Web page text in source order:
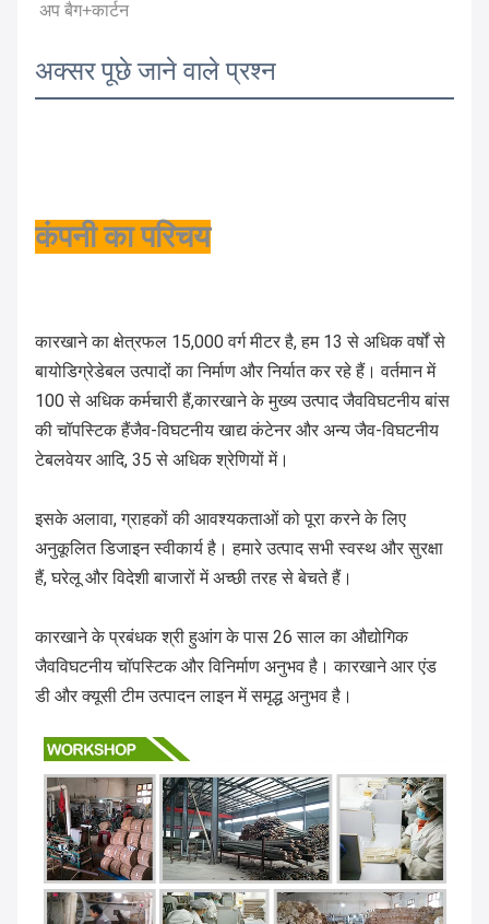
अप बैग+कार्टन
अक्सर पूछे जाने वाले प्रश्न
कंपनी का परिचय
कारखाने का क्षेत्रफल 15,000 वर्ग मीटर है, हम 13 से अधिक वर्षों से
बायोडिग्रेडेबल उत्पादों का निर्माण और निर्यात कर रहे हैं। वर्तमान में
100 से अधिक कर्मचारी हैं,कारखाने के मुख्य उत्पाद जैवविघटनीय बांस
की चॉपस्टिक हैंजैव-विघटनीय खाद्य कंटेनर और अन्य जैव-विघटनीय
टेबलवेयर आदि, 35 से अधिक श्रेणियों में।
इसके अलावा, ग्राहकों की आवश्यकताओं को पूरा करने के लिए
अनुकूलित डिजाइन स्वीकार्य है। हमारे उत्पाद सभी स्वस्थ और सुरक्षा
हैं, घरेलू और विदेशी बाजारों में अच्छी तरह से बेचते हैं।
कारखाने के प्रबंधक श्री हुआंग के पास 26 साल का औद्योगिक
जैवविघटनीय चॉपस्टिक और विनिर्माण अनुभव है। कारखाने आर एंड
डी और क्यूसी टीम उत्पादन लाइन में समृद्ध अनुभव है।